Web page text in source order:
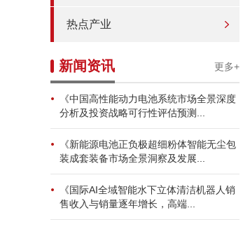
热点产业
新闻资讯 更多+
《中国高性能动力电池系统市场全景深度
分析及投资战略可行性评估预测...
《新能源电池正负极超细粉体智能无尘包
装成套装备市场全景洞察及发展...
《国际AI全域智能水下立体清洁机器人销
售收入与销量逐年增长，高端...